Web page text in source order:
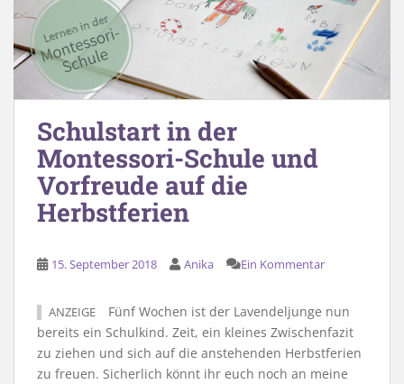
Schulstart in der
Montessori-Schule und
Vorfreude auf die
Herbstferien
15. September 2018 Anika Ein Kommentar
ANZEIGE
Fünf Wochen ist der Lavendeljunge nun
bereits ein Schulkind. Zeit, ein kleines Zwischenfazit
zu ziehen und sich auf die anstehenden Herbstferien
zu freuen. Sicherlich könnt ihr euch noch an meine